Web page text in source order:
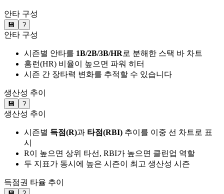
안타 구성
💾 ?
안타 구성
시즌별 안타를 1B/2B/3B/HR로 분해한 스택 바 차트
홈런(HR) 비율이 높으면 파워 히터
시즌 간 장타력 변화를 추적할 수 있습니다
생산성 추이
💾 ?
생산성 추이
시즌별 득점(R)과 타점(RBI) 추이를 이중 선 차트로 표
시
R이 높으면 상위 타선, RBI가 높으면 클린업 역할
두 지표가 동시에 높은 시즌이 최고 생산성 시즌
득점권 타율 추이